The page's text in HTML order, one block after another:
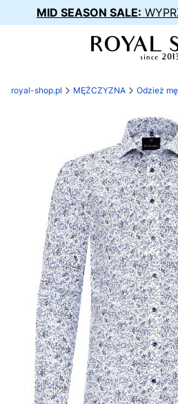
MID SEASON SALE:
royal-shop.pl MĘŻCZYZNA Odzież